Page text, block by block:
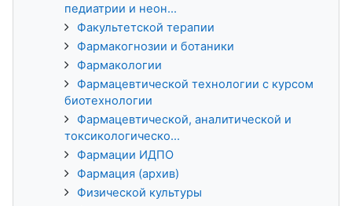
педиатрии и неон...
Факультетской терапии
Фармакогнозии и ботаники
Фармакологии
Фармацевтической технологии с курсом
биотехнологии
Фармацевтической, аналитической и
токсикологическо...
Фармации ИДПО
Фармация (архив)
Физической культуры